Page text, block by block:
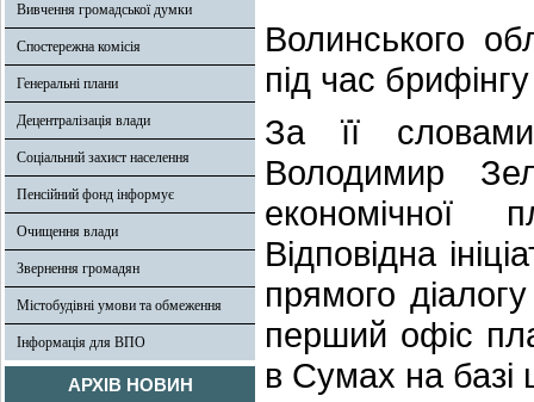
Вивчення громадської думки
Спостережна комісія
Генеральні плани
Децентралізація влади
Соціальний захист населення
Пенсійний фонд інформує
Очищення влади
Звернення громадян
Містобудівні умови та обмеження
Інформація для ВПО
АРХІВ НОВИН
Волинського
під час
За її
Володимир
економічної
Відповідна
прямого
перший офіс
в Сумах на базі